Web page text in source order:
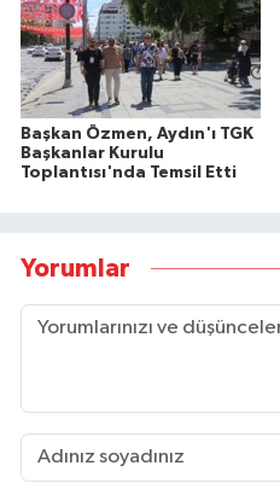
Başkan Özmen, Aydın'ı TGK
Başkanlar Kurulu
Toplantısı'nda Temsil Etti
Yorumlar